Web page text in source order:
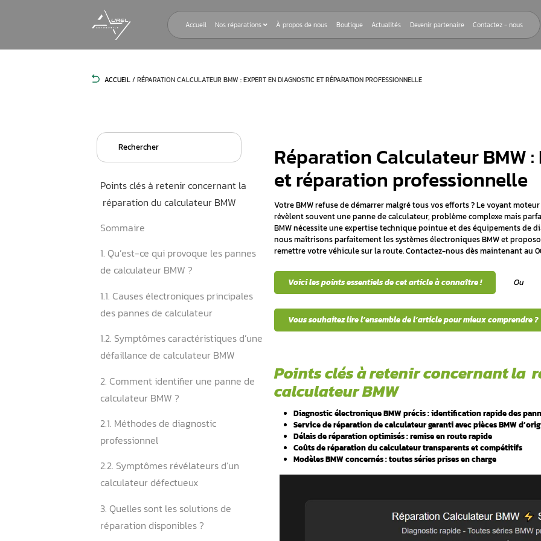
Accueil Nos réparations À propos de nous Boutique Actualités Devenir
Points clés à retenir concernant la
réparation du calculateur BMW
1. Qu’est-ce qui provoque les pannes
de calculateur BMW ?
1.1. Causes électroniques principales
des pannes de calculateur
1.2. Symptômes caractéristiques d’une
défaillance de calculateur BMW
2. Comment identifier une panne de
2.1. Méthodes de diagnostic
Réparation
et réparation
Votre BMW refuse de démarrer malgré tous
révèlent souvent unepanne de calculateur
BMW nécessite une expertise technique
remettre votre véhicule sur la route.
Vous souhaitez lire l’ensemble de
Points clés à retenir
Diagnostic électronique BMW précis
Service de réparation de calculateur